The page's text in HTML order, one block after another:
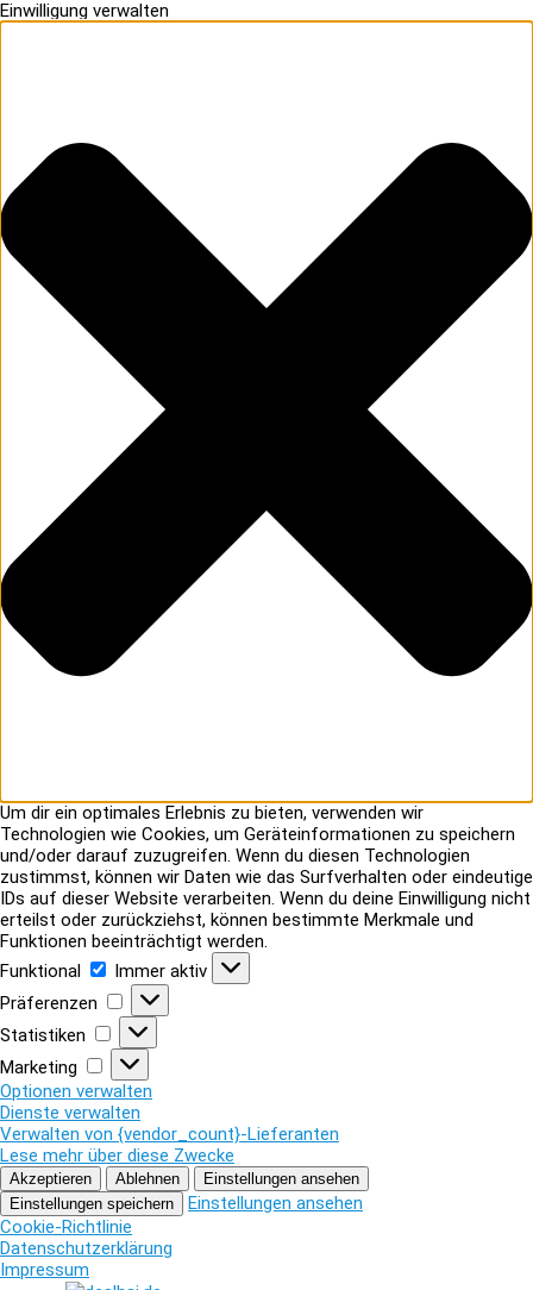
Einwilligung verwalten
Um dir ein optimales Erlebnis zu bieten, verwenden wir
Technologien wie Cookies, um Geräteinformationen zu speichern
und/oder darauf zuzugreifen. Wenn du diesen Technologien
zustimmst, können wir Daten wie das Surfverhalten oder eindeutige
IDs auf dieser Website verarbeiten. Wenn du deine Einwilligung nicht
erteilst oder zurückziehst, können bestimmte Merkmale und
Funktionen beeinträchtigt werden.
Funktional
Funktional
Immer aktiv
Präferenzen
Präferenzen
Statistiken
Statistiken
Marketing
Marketing
Optionen verwalten
Dienste verwalten
Verwalten von {vendor_count}-Lieferanten
Lese mehr über diese Zwecke
Akzeptieren Ablehnen
Einstellungen ansehen
Einstellungen speichern
Einstellungen ansehen
Cookie-Richtlinie
Datenschutzerklärung
Impressum